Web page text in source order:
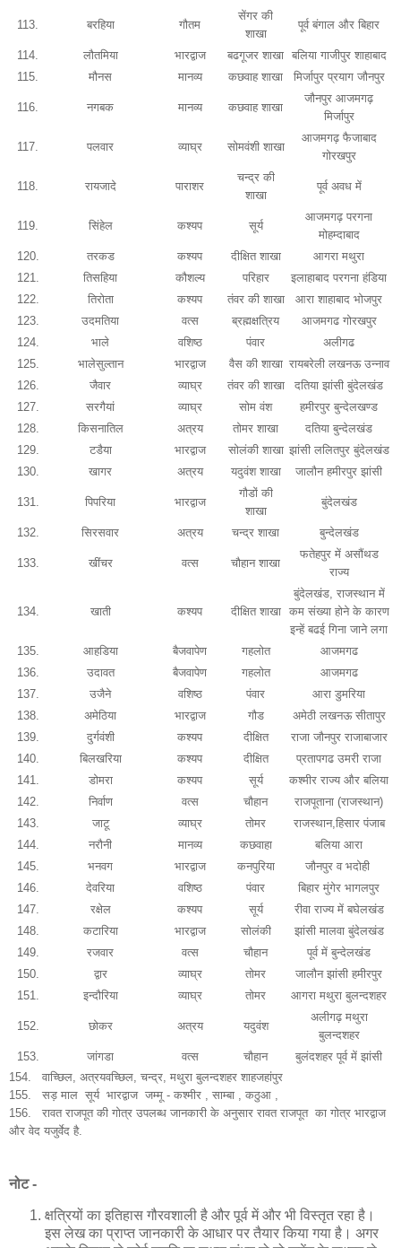
113. बरहिया गौतम
सेंगर की
शाखा
पूर्व बंगाल और बिहार
114. लौतमिया भारद्वाज बढगूजर शाखा बलिया गाजीपुर शाहाबाद
115.
मौनस मानव्य कछवाह शाखा मिर्जापुर प्रयाग जौनपुर
116. नगबक मानव्य कछवाह शाखा
जौनपुर आजमगढ़
मिर्जापुर
117. पलवार व्याघ्र सोमवंशी शाखा
आजमगढ़ फैजाबाद
गोरखपुर
118. रायजादे पाराशर
चन्द्र की
शाखा
पूर्व अवध में
119. सिंहेल कश्यप सूर्य
आजमगढ़ परगना
मोहम्दाबाद
120.
तरकड कश्यप दीक्षित शाखा
आगरा मथुरा
121.
तिसहिया कौशल्य परिहार
इलाहाबाद परगना हंडिया
122.
तिरोता कश्यप तंवर की शाखा
आरा शाहाबाद भोजपुर
123.
उदमतिया वत्स ब्रह्मक्षत्रिय
आजमगढ गोरखपुर
124.
भाले वशिष्ठ पंवार
अलीगढ
125.
भालेसुल्तान भारद्वाज वैस की शाखा रायबरेली लखनऊ उन्नाव
126.
जैवार व्याघ्र तंवर की शाखा
दतिया झांसी बुंदेलखंड
127.
सरगैयां व्याघ्र सोम वंश
हमीरपुर बुन्देलखण्ड
128.
किसनातिल अत्रय तोमर शाखा
दतिया बुन्देलखंड
129.
टडैया भारद्वाज सोलंकी शाखा झांसी ललितपुर बुंदेलखंड
130.
खागर अत्रय यदुवंश शाखा जालौन हमीरपुर झांसी
131. पिपरिया भारद्वाज
गौडों की
शाखा
बुंदेलखंड
132. सिरसवार अत्रय चन्द्र शाखा बुन्देलखंड
133. खींचर वत्स चौहान शाखा
फतेहपुर में असौंथड
राज्य
134. खाती कश्यप दीक्षित शाखा
बुंदेलखंड, राजस्थान में
कम संख्या होने के कारण
इन्हें बढई गिना जाने लगा
135.
आहडिया बैजवापेण गहलोत
आजमगढ
136.
उदावत बैजवापेण गहलोत
आजमगढ
137.
उजैने वशिष्ठ पंवार
आरा डुमरिया
138.
अमेठिया भारद्वाज गौड
अमेठी लखनऊ सीतापुर
139.
दुर्गवंशी कश्यप दीक्षित
राजा जौनपुर राजाबाजार
140.
बिलखरिया कश्यप दीक्षित
प्रतापगढ उमरी राजा
141.
डोमरा कश्यप सूर्य
कश्मीर राज्य और बलिया
142.
निर्वाण वत्स चौहान
राजपूताना (राजस्थान)
143.
जाटू व्याघ्र तोमर
राजस्थान,हिसार पंजाब
144.
नरौनी मानव्य कछवाहा
बलिया आरा
145.
भनवग भारद्वाज कनपुरिया
जौनपुर व भदोही
146.
देवरिया वशिष्ठ पंवार
बिहार मुंगेर भागलपुर
147.
रक्षेल कश्यप सूर्य
रीवा राज्य में बघेलखंड
148.
कटारिया भारद्वाज सोलंकी
झांसी मालवा बुंदेलखंड
149.
रजवार वत्स चौहान
पूर्व में बुन्देलखंड
150.
द्वार व्याघ्र तोमर
जालौन झांसी हमीरपुर
151.
इन्दौरिया व्याघ्र तोमर आगरा मथुरा बुलन्दशहर
152. छोकर अत्रय यदुवंश
अलीगढ़ मथुरा
बुलन्दशहर
153.
जांगडा वत्स चौहान
बुलंदशहर पूर्व में झांसी
154. वाच्छिल, अत्रयवच्छिल, चन्द्र, मथुरा बुलन्दशहर शाहजहांपुर
155. सड़ माल सूर्य भारद्वाज जम्मू - कश्मीर , साम्बा , कठुआ ,
156. रावत राजपूत की गोत्र उपलब्ध जानकारी के अनुसार रावत राजपूत का गोत्र भारद्वाज
और वेद यजुर्वेद है.
नोट -
क्षत्रियों का इतिहास गौरवशाली है और पूर्व में और भी विस्तृत रहा है।
इस लेख का प्राप्त जानकारी के आधार पर तैयार किया गया है। अगर